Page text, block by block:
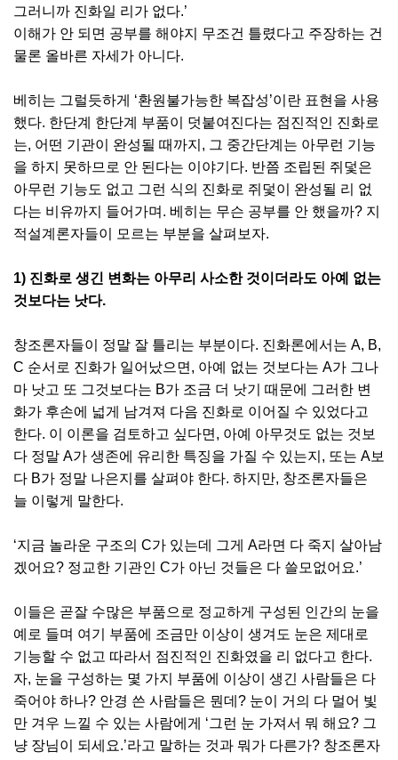
그러니까 진화일 리가 없다.’
이해가 안 되면 공부를 해야지 무조건 틀렸다고 주장하는 건
물론 올바른 자세가 아니다.
베히는 그럴듯하게 ‘환원불가능한 복잡성’이란 표현을 사용
했다. 한단계 한단계 부품이 덧붙여진다는 점진적인 진화로
는, 어떤 기관이 완성될 때까지, 그 중간단계는 아무런 기능
을 하지 못하므로 안 된다는 이야기다. 반쯤 조립된 쥐덫은
아무런 기능도 없고 그런 식의 진화로 쥐덫이 완성될 리 없
다는 비유까지 들어가며. 베히는 무슨 공부를 안 했을까? 지
적설계론자들이 모르는 부분을 살펴보자.
1) 진화로 생긴 변화는 아무리 사소한 것이더라도 아예 없는
것보다는 낫다.
창조론자들이 정말 잘 틀리는 부분이다. 진화론에서는 A, B,
C 순서로 진화가 일어났으면, 아예 없는 것보다는 A가 그나
마 낫고 또 그것보다는 B가 조금 더 낫기 때문에 그러한 변
화가 후손에 넓게 남겨져 다음 진화로 이어질 수 있었다고
한다. 이 이론을 검토하고 싶다면, 아예 아무것도 없는 것보
다 정말 A가 생존에 유리한 특징을 가질 수 있는지, 또는 A보
다 B가 정말 나은지를 살펴야 한다. 하지만, 창조론자들은
늘 이렇게 말한다.
‘지금 놀라운 구조의 C가 있는데 그게 A라면 다 죽지 살아남
겠어요? 정교한 기관인 C가 아닌 것들은 다 쓸모없어요.’
이들은 곧잘 수많은 부품으로 정교하게 구성된 인간의 눈을
예로 들며 여기 부품에 조금만 이상이 생겨도 눈은 제대로
기능할 수 없고 따라서 점진적인 진화였을 리 없다고 한다.
자, 눈을 구성하는 몇 가지 부품에 이상이 생긴 사람들은 다
죽어야 하나? 안경 쓴 사람들은 뭔데? 눈이 거의 다 멀어 빛
만 겨우 느낄 수 있는 사람에게 ‘그런 눈 가져서 뭐 해요? 그
냥 장님이 되세요.’라고 말하는 것과 뭐가 다른가? 창조론자